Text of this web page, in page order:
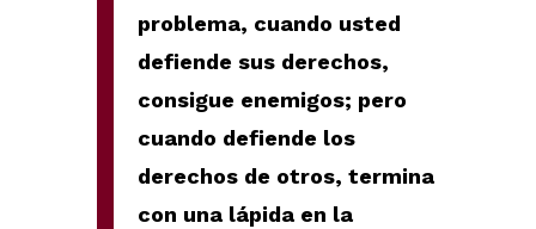
problema, cuando usted
defiende sus derechos,
consigue enemigos; pero
cuando defiende los
derechos de otros, termina
con una lápida en la